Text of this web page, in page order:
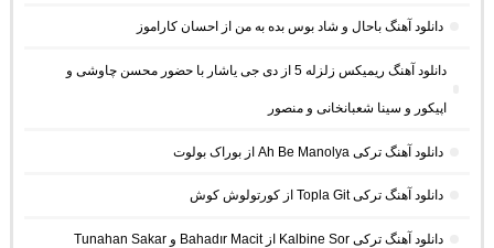
دانلود آهنگ باحال و شاد بوس بده به من از احسان کاراموز
دانلود آهنگ ریمیکس زلزله 5 از دی جی یاشار با حضور محسن چاوشی و
اپیکور و سینا شعبانخانی و منصور
دانلود آهنگ ترکی Ah Be Manolya از بوراک بولوت
دانلود آهنگ ترکی Topla Git از کورتولوش کوش
دانلود آهنگ ترکی Kalbine Sor از Bahadır Macit و Tunahan Sakar